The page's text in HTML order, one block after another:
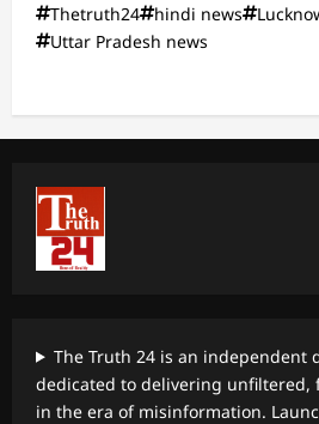
Thetruth24
hindi news
Uttar Pradesh news
The Truth 24 is an independent
dedicated to delivering unfiltered,
in the era of misinformation.